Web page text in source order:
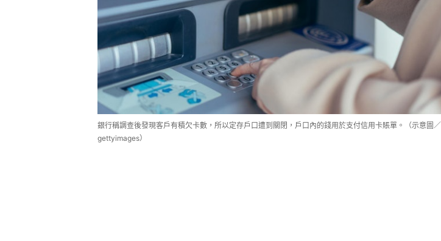
銀行稱調查後發現客戶有積欠卡數，所以定存戶口遭到關閉，戶口內的錢用於支付信用卡賬單。（示意圖／
gettyimages）